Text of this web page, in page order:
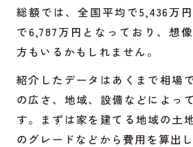
総額では、全国平均で5,436万
で6,787万円となっており、想
方もいるかもしれません。
紹介したデータはあくまで相場
の広さ、地域、設備などによっ
す。まずは家を建てる地域の土
のグレードなどから費用を算出